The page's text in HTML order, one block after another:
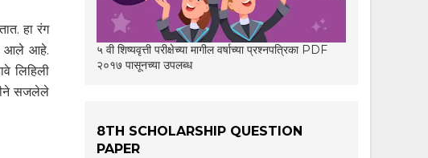
हा रंग
आले आहे.
लिहिली
सजलेले
५ वी शिष्यवृत्ती परीक्षेच्या मागील वर्षाच्या प्रश्नपत्रिका PDF
२०१७ पासूनच्या उपलब्ध
8TH SCHOLARSHIP QUESTION
PAPER